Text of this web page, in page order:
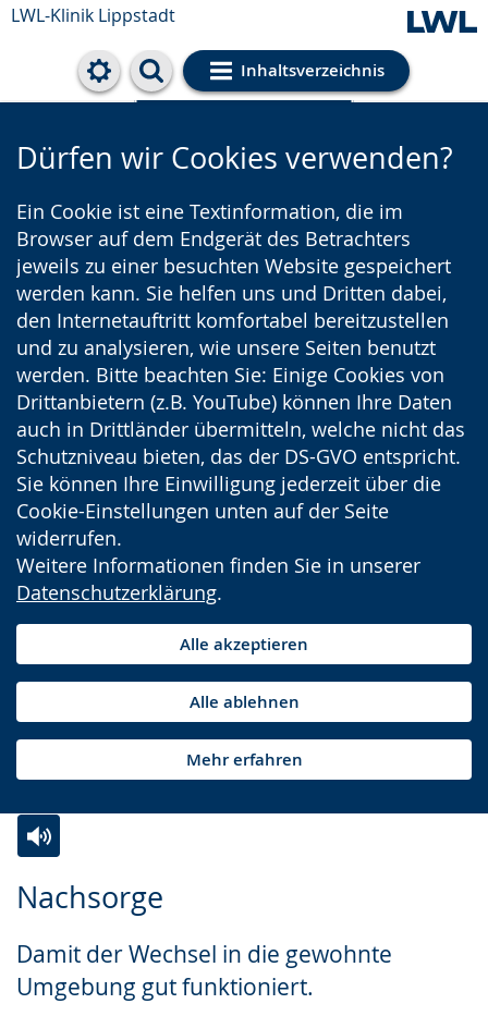
LWL-Klinik Lippstadt
Inhaltsverzeichnis
Cookie-Einstellungen
Dürfen wir Cookies verwenden?
Ein Cookie ist eine Textinformation, die im
Browser auf dem Endgerät des Betrachters
jeweils zu einer besuchten Website gespeichert
werden kann. Sie helfen uns und Dritten dabei,
den Internetauftritt komfortabel bereitzustellen
und zu analysieren, wie unsere Seiten benutzt
werden. Bitte beachten Sie: Einige Cookies von
Drittanbietern (z.B. YouTube) können Ihre Daten
auch in Drittländer übermitteln, welche nicht das
Schutzniveau bieten, das der DS-GVO entspricht.
Sie können Ihre Einwilligung jederzeit über die
Cookie-Einstellungen unten auf der Seite
widerrufen.
Weitere Informationen finden Sie in unserer
Datenschutzerklärung.
Alle akzeptieren
Alle ablehnen
Mehr erfahren
Nachsorge
Damit der Wechsel in die gewohnte
Umgebung gut funktioniert.
Leichten
wechseln.
Audio-
Video
Deutscher
Gebärdensprache